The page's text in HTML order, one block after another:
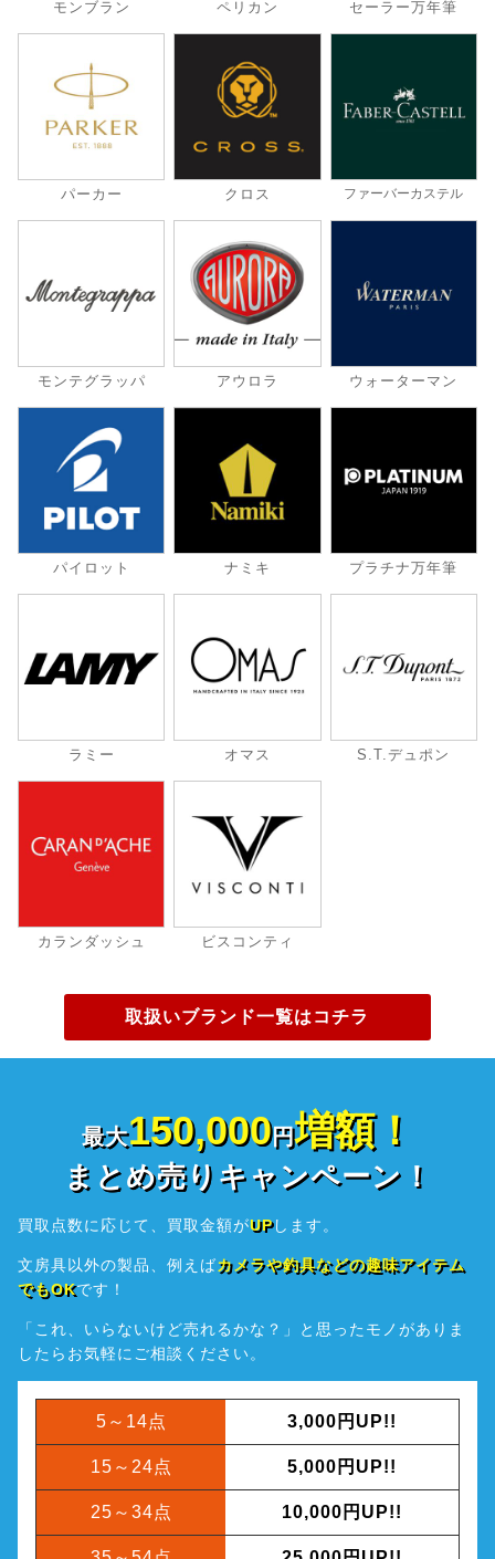
モンブラン ペリカン セーラー万年筆
パーカー クロス ファーバーカステル
モンテグラッパ アウロラ ウォーターマン
パイロット ナミキ プラチナ万年筆
ラミー オマス S.T.デュポン
カランダッシュ ビスコンティ
取扱いブランド一覧はコチラ
最大150,000円増額！
まとめ売りキャンペーン！
買取点数に応じて、買取金額がUPします。
文房具以外の製品、例えばカメラや釣具などの趣味アイテム
でもOKです！
「これ、いらないけど売れるかな？」と思ったモノがありま
したら お気軽にご相談ください。
5～14点 3,000円UP!!
15～24点 5,000円UP!!
25～34点 10,000円UP!!